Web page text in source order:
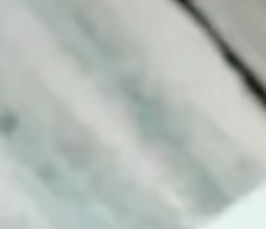
berättar vi varför vi gång på
gång väljer Umbraco i stället
Varför Umbraco är vinnaren hos oss